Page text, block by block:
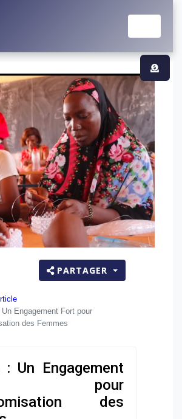
PARTAGER
Engagement Fort pour
des Femmes
: Un Engagement
pour
des